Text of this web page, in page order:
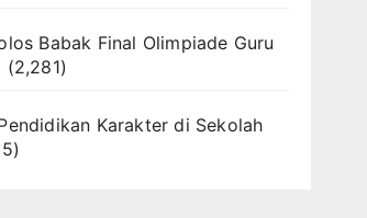
Babak Final Olimpiade Guru
(2,281)
Karakter di Sekolah